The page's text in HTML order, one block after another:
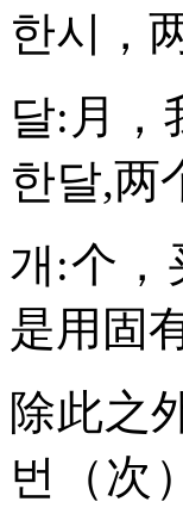
한시，
달:月，
한달,两
개:个，
是用固
除此之
번（次